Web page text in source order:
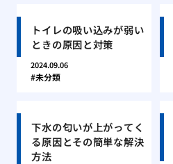
トイレの吸い込みが弱い
ときの原因と対策
2024.09.06
未分類
下水の匂いが上がってく
る原因とその簡単な解決
方法